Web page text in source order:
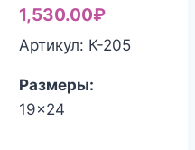
1,530.00₽
Артикул: К-205
Размеры:
19x24